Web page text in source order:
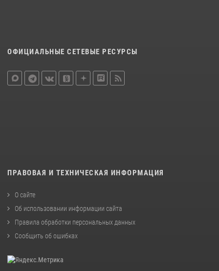
ОФИЦИАЛЬНЫЕ СЕТЕВЫЕ РЕСУРСЫ
ПРАВОВАЯ И ТЕХНИЧЕСКАЯ ИНФОРМАЦИЯ
О сайте
Об использовании информации сайта
Правила обработки персональных данных
Сообщить об ошибках